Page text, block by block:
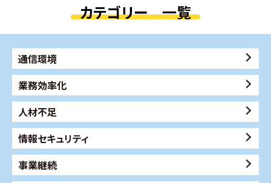
カテゴリー 一覧
通信環境
業務効率化
人材不足
情報セキュリティ
事業継続